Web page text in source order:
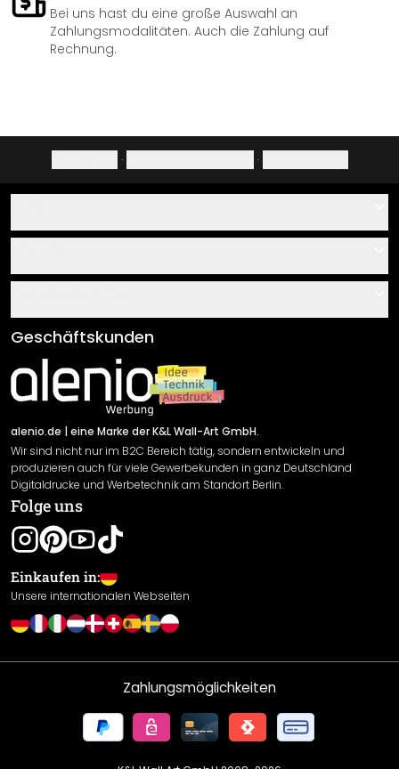
Bei uns hast du eine große Auswahl an
Zahlungsmodalitäten. Auch die Zahlung auf
Rechnung.
· ·
Über uns
Klebe- und Montageanleitungen
Newsletter An-/Abmeldung
Sendungsverfolgung
AGB
Impressum
Versand & Zahlung
Rücksendung
Widerrufsrecht
Datenschutzerklärung
Gewährleistung
Leistungserklärung / CE-Zeichen
Cookie Einstellungen
Geschäftskunden
alenio.de | eine Marke der K&L Wall-Art GmbH.
Wir sind nicht nur im B2C Bereich tätig, sondern entwickeln und
produzieren auch für viele Gewerbekunden in ganz Deutschland
Digitaldrucke und Werbetechnik am Standort Berlin.
Folge uns
Einkaufen in:
Unsere internationalen Webseiten
Zahlungsmöglichkeiten